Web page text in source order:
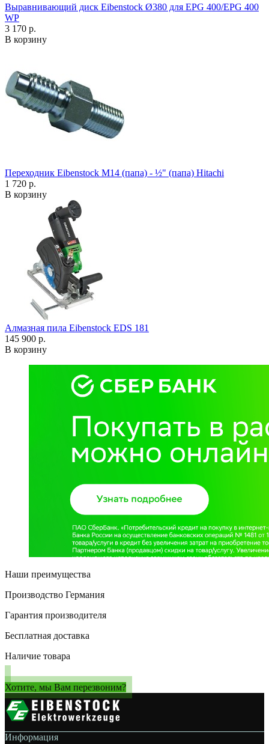
Выравнивающий диск Eibenstock Ø380 для EPG 400/EPG 400
WP
3 170 р.
В корзину
Переходник Eibenstock M14 (папа) - ½" (папа) Hitachi
1 720 р.
В корзину
Алмазная пила Eibenstock EDS 181
145 900 р.
В корзину
Наши преимущества
Производство Германия
Гарантия производителя
Бесплатная доставка
Наличие товара
Хотите, мы Вам перезвоним?
Информация